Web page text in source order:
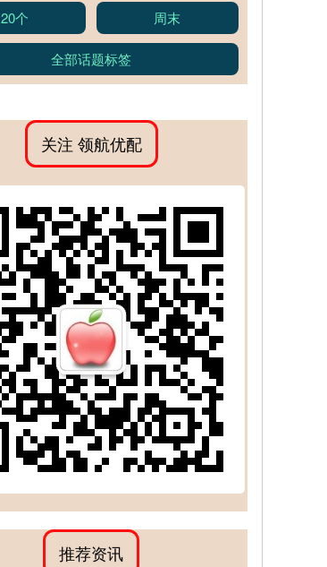
20个 周末
全部话题标签
关注 领航优配
推荐资讯